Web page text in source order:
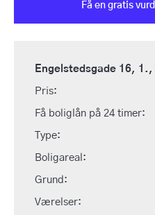
Engelstedsgade 16,
Pris:
Få boliglån på 24 timer:
Type:
Boligareal:
Grund:
Værelser:
Få en gratis